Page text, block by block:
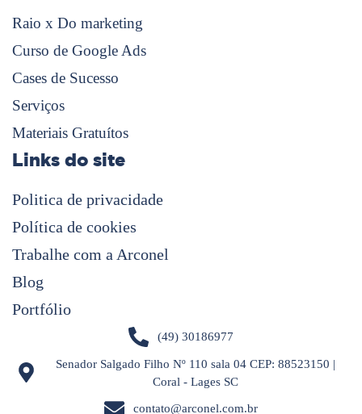
Raio x Do marketing
Curso de Google Ads
Cases de Sucesso
Serviços
Materiais Gratuítos
Links do site
Politica de privacidade
Política de cookies
Trabalhe com a Arconel
Blog
Portfólio
(49) 30186977
Senador Salgado Filho Nº 110 sala 04 CEP: 88523150 |
Coral - Lages SC
contato@arconel.com.br